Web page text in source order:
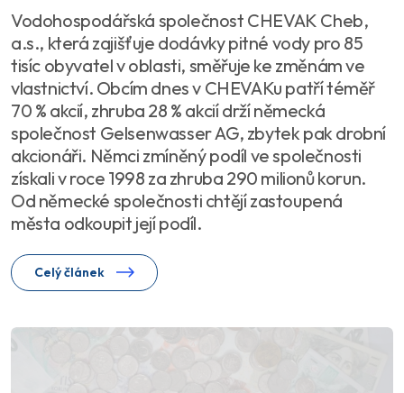
Vodohospodářská společnost CHEVAK Cheb,
a.s., která zajišťuje dodávky pitné vody pro 85
tisíc obyvatel v oblasti, směřuje ke změnám ve
vlastnictví. Obcím dnes v CHEVAKu patří téměř
70 % akcií, zhruba 28 % akcií drží německá
společnost Gelsenwasser AG, zbytek pak drobní
akcionáři. Němci zmíněný podíl ve společnosti
získali v roce 1998 za zhruba 290 milionů korun.
Od německé společnosti chtějí zastoupená
města odkoupit její podíl.
Celý článek